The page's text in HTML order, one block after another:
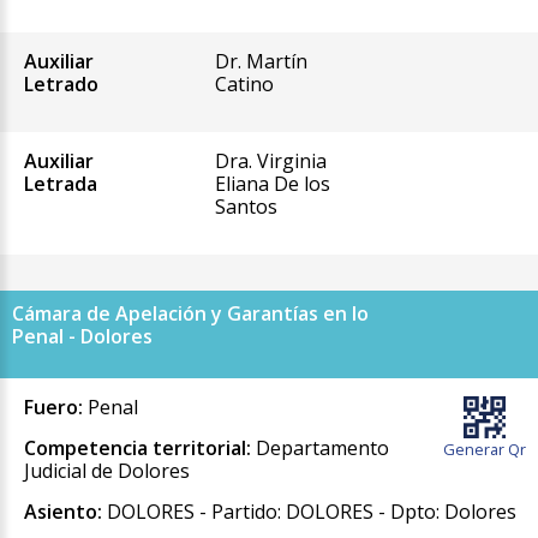
Auxiliar
Letrado
Dr. Martín
Catino
Auxiliar
Letrada
Dra. Virginia
Eliana De los
Santos
Cámara de Apelación y Garantías en lo
Penal - Dolores
Generar Qr
Fuero: Penal
Competencia territorial: Departamento
Judicial de Dolores
Asiento: DOLORES - Partido: DOLORES - Dpto: Dolores